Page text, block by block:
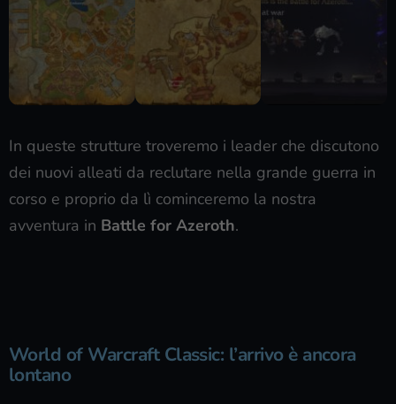
In queste strutture troveremo i leader che discutono
dei nuovi alleati da reclutare nella grande guerra in
corso e proprio da lì cominceremo la nostra
avventura in Battle for Azeroth.
World of Warcraft Classic: l’arrivo è ancora
lontano